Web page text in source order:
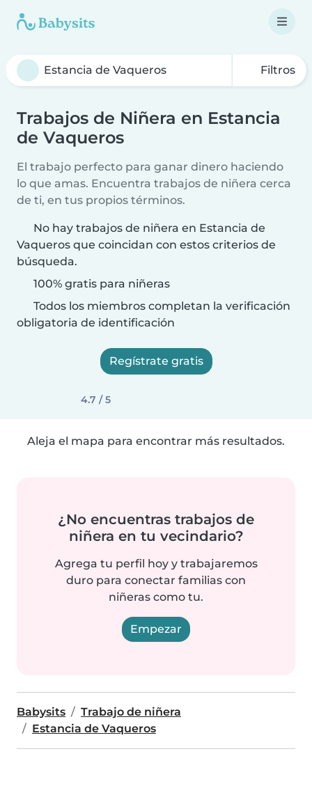
Filtros
Trabajos de Niñera en Estancia
de Vaqueros
El trabajo perfecto para ganar dinero haciendo
lo que amas. Encuentra trabajos de niñera cerca
de ti, en tus propios términos.
No hay trabajos de niñera en Estancia de
Vaqueros que coincidan con estos criterios de
búsqueda.
100% gratis para niñeras
Todos los miembros completan la verificación
obligatoria de identificación
Regístrate gratis
4.7 / 5
Aleja el mapa para encontrar más resultados.
¿No encuentras trabajos de
niñera en tu vecindario?
Agrega tu perfil hoy y trabajaremos
duro para conectar familias con
niñeras como tu.
Empezar
Babysits
Trabajo de niñera
Estancia de Vaqueros